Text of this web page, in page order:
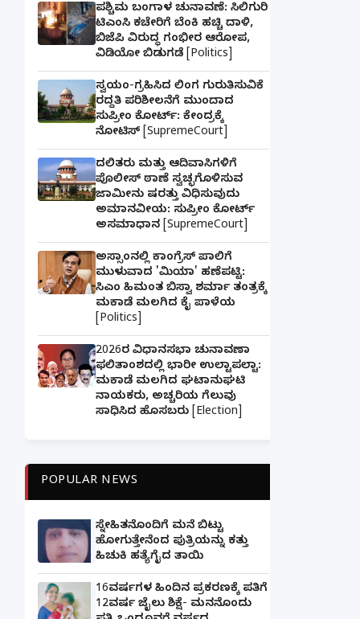
ಪಶ್ಚಿಮ ಬಂಗಾಳ ಚುನಾವಣೆ: ಸಿಲಿಗುರಿ
ಟಿಎಂಸಿ ಕಚೇರಿಗೆ ಬೆಂಕಿ ಹಚ್ಚಿ ದಾಳಿ,
ಬಿಜೆಪಿ ವಿರುದ್ಧ ಗಂಭೀರ ಆರೋಪ,
ವಿಡಿಯೋ ಬಿಡುಗಡೆ [Politics]
ಸ್ವಯಂ-ಗ್ರಹಿಸಿದ ಲಿಂಗ ಗುರುತಿಸುವಿಕೆ
ರದ್ದತಿ ಪರಿಶೀಲನೆಗೆ ಮುಂದಾದ
ಸುಪ್ರೀಂ ಕೋರ್ಟ್: ಕೇಂದ್ರಕ್ಕೆ
ನೋಟಿಸ್ [SupremeCourt]
ದಲಿತರು ಮತ್ತು ಆದಿವಾಸಿಗಳಿಗೆ
ಪೊಲೀಸ್ ಠಾಣೆ ಸ್ವಚ್ಛಗೊಳಿಸುವ
ಜಾಮೀನು ಷರತ್ತು ವಿಧಿಸುವುದು
ಅಮಾನವೀಯ: ಸುಪ್ರೀಂ ಕೋರ್ಟ್
ಅಸಮಾಧಾನ [SupremeCourt]
ಅಸ್ಸಾಂನಲ್ಲಿ ಕಾಂಗ್ರೆಸ್ ಪಾಲಿಗೆ
ಮುಳುವಾದ 'ಮಿಯಾ' ಹಣೆಪಟ್ಟಿ:
ಸಿಎಂ ಹಿಮಂತ ಬಿಸ್ವಾ ಶರ್ಮಾ ತಂತ್ರಕ್ಕೆ
ಮಕಾಡೆ ಮಲಗಿದ ಕೈ ಪಾಳೆಯ
[Politics]
2026ರ ವಿಧಾನಸಭಾ ಚುನಾವಣಾ
ಫಲಿತಾಂಶದಲ್ಲಿ ಭಾರೀ ಉಲ್ಟಾಪಲ್ಟಾ:
ಮಕಾಡೆ ಮಲಗಿದ ಘಟಾನುಘಟಿ
ನಾಯಕರು, ಅಚ್ಚರಿಯ ಗೆಲುವು
ಸಾಧಿಸಿದ ಹೊಸಬರು [Election]
POPULAR NEWS
ಸ್ನೇಹಿತನೊಂದಿಗೆ ಮನೆ ಬಿಟ್ಟು
ಹೋಗುತ್ತೇನೆಂದ ಪುತ್ರಿಯನ್ನು ಕತ್ತು
ಹಿಚುಕಿ ಹತ್ಯೆಗೈದ ತಾಯಿ
16ವರ್ಷಗಳ ಹಿಂದಿನ ಪ್ರಕರಣಕ್ಕೆ ಪತಿಗೆ
12ವರ್ಷ ಜೈಲು ಶಿಕ್ಷೆ- ಮನನೊಂದು